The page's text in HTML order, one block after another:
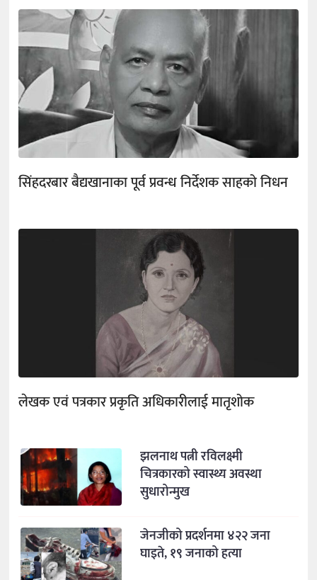
सिंहदरबार बैद्यखानाका पूर्व प्रवन्ध निर्देशक साहको निधन
लेखक एवं पत्रकार प्रकृति अधिकारीलाई मातृशोक
झलनाथ पत्नी रविलक्ष्मी
चित्रकारको स्वास्थ्य अवस्था
सुधारोन्मुख
जेनजीको प्रदर्शनमा ४२२ जना
घाइते, १९ जनाको हत्या